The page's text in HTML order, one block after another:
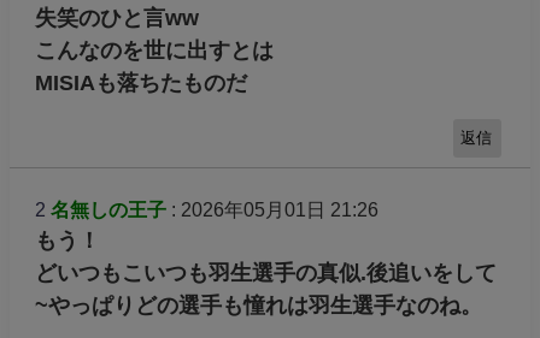
失笑のひと言ww
こんなのを世に出すとは
MISIAも落ちたものだ
返信
2 名無しの王子: 2026年05月01日 21:26
もう！
どいつもこいつも羽生選手の真似.後追いをして
~やっぱりどの選手も憧れは羽生選手なのね。